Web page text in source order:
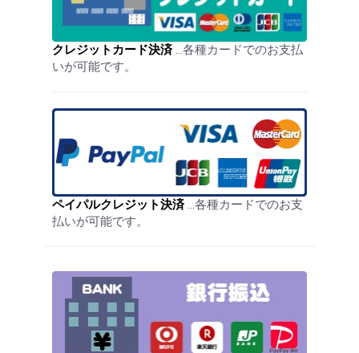
クレジットカード決済…各種カードでのお支払
いが可能です。
ペイパルクレジット決済…各種カードでのお支
払いが可能です。